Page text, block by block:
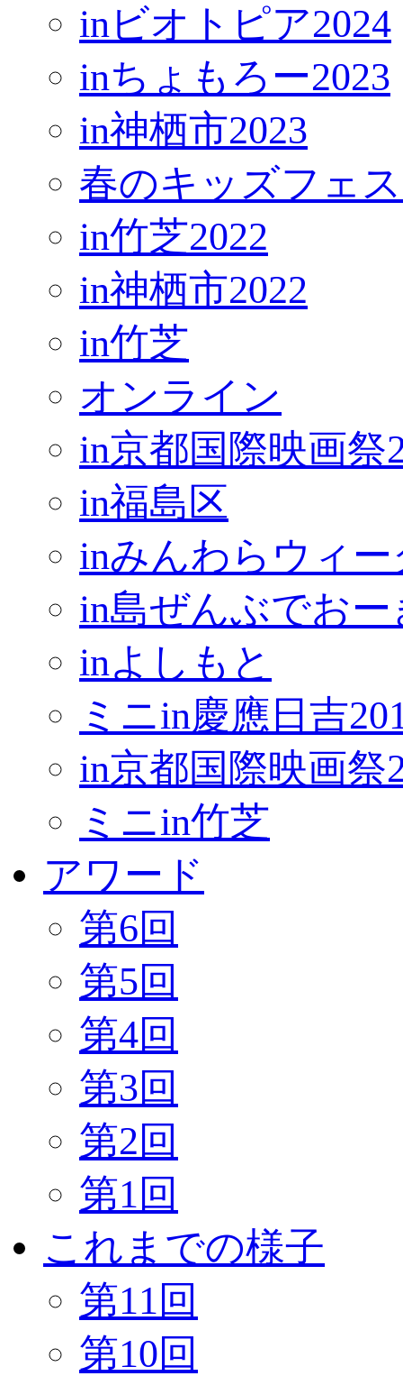
inビオトピア2024
inちょもろー2023
in神栖市2023
春のキッズフェ
in竹芝2022
in神栖市2022
in竹芝
オンライン
in京都国際映画祭
in福島区
inみんわらウィー
in島ぜんぶでおー
inよしもと
ミニin慶應日吉
in京都国際映画祭
ミニin竹芝
アワード
第6回
第5回
第4回
第3回
第2回
第1回
これまでの様子
第11回
第10回